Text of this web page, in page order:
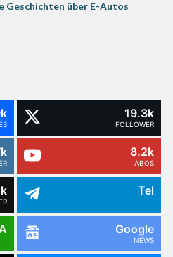
Geschichten über E-Autos
19.3k
FOLLOWER
8.2k
ABOS
Tel
Google
NEWS